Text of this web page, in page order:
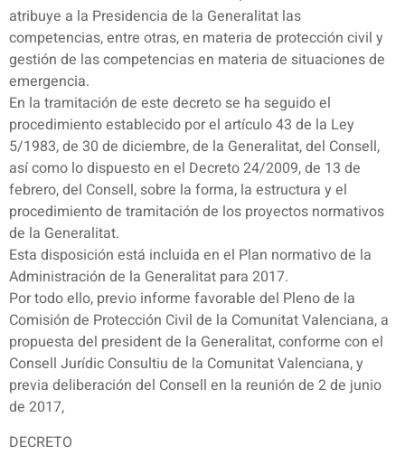
atribuye a la Presidencia de la Generalitat las
competencias, entre otras, en materia de protección civil y
gestión de las competencias en materia de situaciones de
emergencia.
En la tramitación de este decreto se ha seguido el
procedimiento establecido por el artículo 43 de la Ley
5/1983, de 30 de diciembre, de la Generalitat, del Consell,
así como lo dispuesto en el Decreto 24/2009, de 13 de
febrero, del Consell, sobre la forma, la estructura y el
procedimiento de tramitación de los proyectos normativos
de la Generalitat.
Esta disposición está incluida en el Plan normativo de la
Administración de la Generalitat para 2017.
Por todo ello, previo informe favorable del Pleno de la
Comisión de Protección Civil de la Comunitat Valenciana, a
propuesta del president de la Generalitat, conforme con el
Consell Jurídic Consultiu de la Comunitat Valenciana, y
previa deliberación del Consell en la reunión de 2 de junio
de 2017,
DECRETO